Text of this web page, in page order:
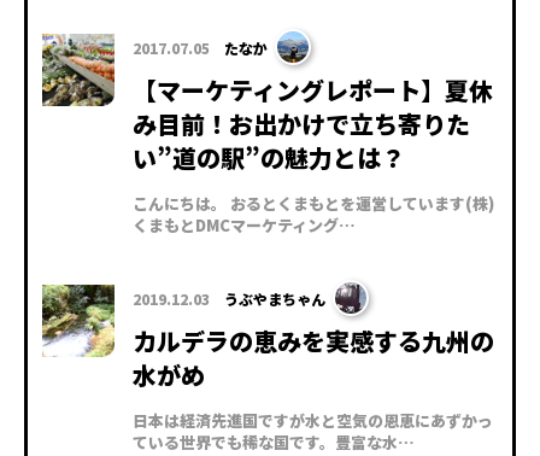
2017.07.05 たなか
【マーケティングレポート】夏休
み目前！お出かけで立ち寄りた
い”道の駅”の魅力とは？
こんにちは。 おるとくまもとを運営しています(株)
くまもとDMCマーケティング…
2019.12.03 うぶやまちゃん
カルデラの恵みを実感する九州の
水がめ
日本は経済先進国ですが水と空気の恩恵にあずかっ
ている世界でも稀な国です。豊富な水…